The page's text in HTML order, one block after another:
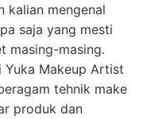
kalian mengenal
saja yang mesti
masing-masing.
Yuka Makeup Artist
tehnik make
produk dan